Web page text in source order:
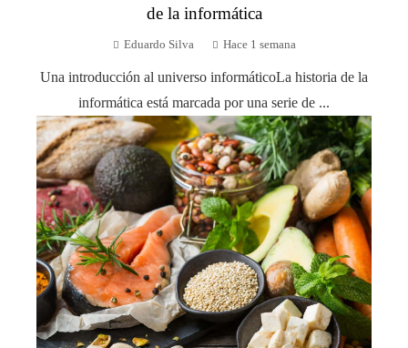
de la informática
Eduardo Silva Hace 1 semana
Una introducción al universo informáticoLa historia de la
informática está marcada por una serie de ...